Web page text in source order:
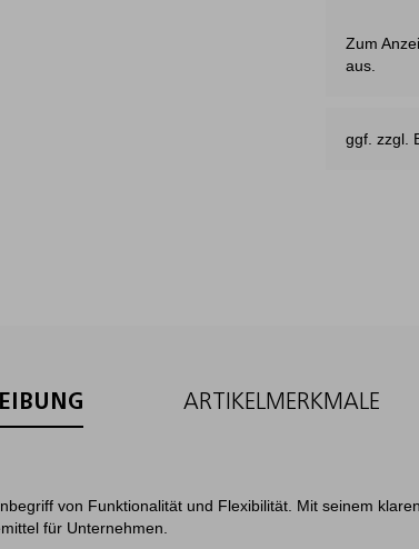
Zum
aus.
ggf. zzgl.
ARTIKELMERKMALE
von Funktionalität und Flexibilität. Mit seinem
für Unternehmen.